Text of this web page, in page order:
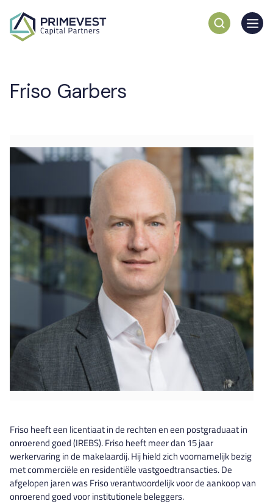
Friso Garbers
Friso heeft een licentiaat in de rechten en een postgraduaat in
onroerend goed (IREBS). Friso heeft meer dan 15 jaar
werkervaring in de makelaardij. Hij hield zich voornamelijk bezig
met commerciële en residentiële vastgoedtransacties. De
afgelopen jaren was Friso verantwoordelijk voor de aankoop van
onroerend goed voor institutionele beleggers.